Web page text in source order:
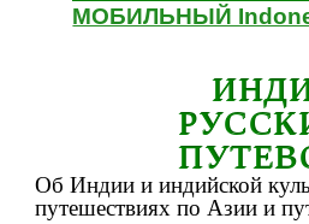
МОБИЛЬНЫЙ
Об Индии и индийской
путешествиях по Азии и